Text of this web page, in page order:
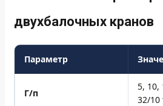
двухбалочных кранов
Параметр
Г/п
5, 10,
32/10